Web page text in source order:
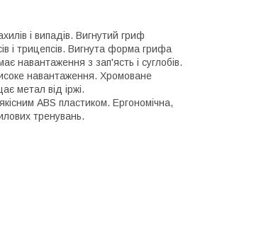
і випадів. Вигнутий гриф
і трицепсів. Вигнута форма грифа
навантаження з зап'ясть і суглобів.
навантаження. Хромоване
метал від іржі.
ABS пластиком. Ергономічна,
тренувань.